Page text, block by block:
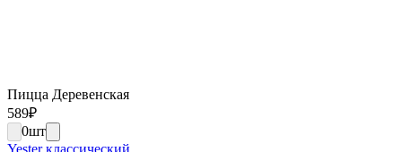
Пицца Деревенская
589₽
0шт
Yester классический